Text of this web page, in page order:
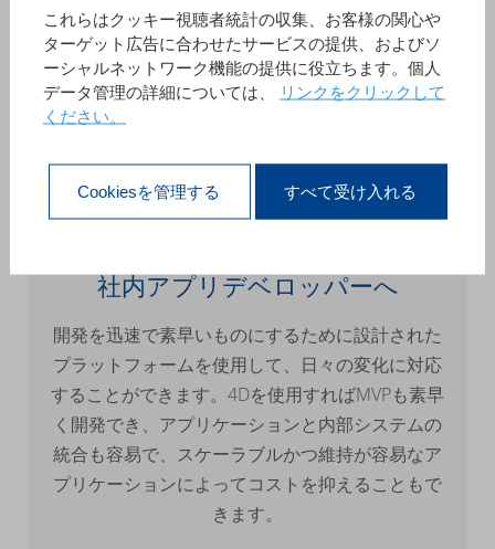
社内アプリデベロッパーへ
開発を迅速で素早いものにするために設計された
プラットフォームを使用して、日々の変化に対応
することができます。4Dを使用すればMVPも素早
く開発でき、アプリケーションと内部システムの
統合も容易で、スケーラブルかつ維持が容易なア
プリケーションによってコストを抑えることもで
きます。
これらはクッキー視聴者統計の収集、お客様の関心や
ターゲット広告に合わせたサービスの提供、およびソ
ーシャルネットワーク機能の提供に役立ちます。個人
データ管理の詳細については、
リンクをクリックして
ください。
Cookiesを管理する すべて受け入れる